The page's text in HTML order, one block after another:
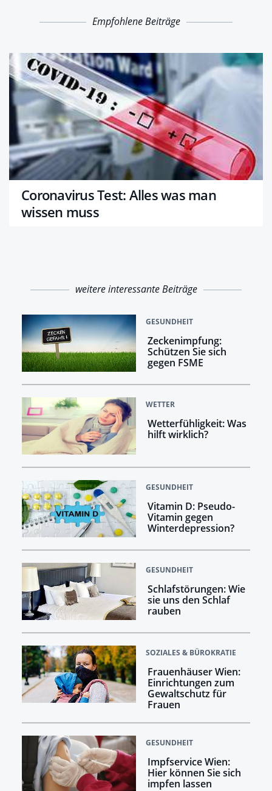
Empfohlene Beiträge
Coronavirus Test: Alles was man
wissen muss
weitere interessante Beiträge
GESUNDHEIT
Zeckenimpfung:
Schützen Sie sich
gegen FSME
WETTER
Wetterfühligkeit: Was
hilft wirklich?
GESUNDHEIT
Vitamin D: Pseudo-
Vitamin gegen
Winterdepression?
GESUNDHEIT
Schlafstörungen: Wie
sie uns den Schlaf
rauben
SOZIALES & BÜROKRATIE
Frauenhäuser Wien:
Einrichtungen zum
Gewaltschutz für
Frauen
GESUNDHEIT
Impfservice Wien:
Hier können Sie sich
impfen lassen